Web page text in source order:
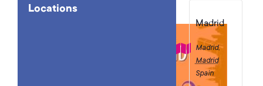
Locations
Madrid
Madrid,
Madrid
Spain